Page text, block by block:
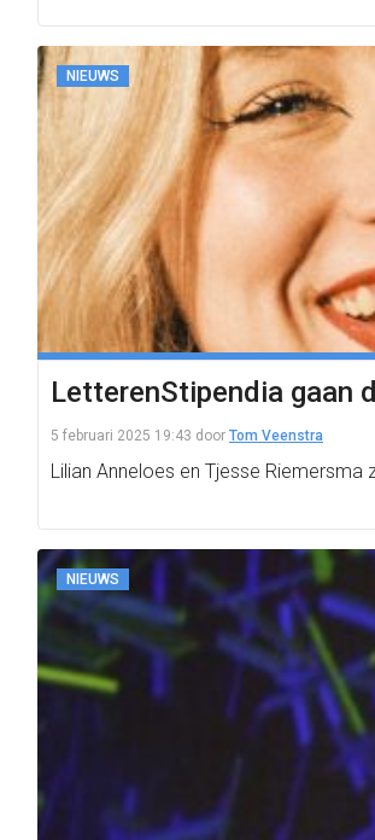
NIEUWS
LetterenStipendia gaan
5 februari 2025 19:43 door Tom Veenstra
Lilian Anneloes en Tjesse
NIEUWS